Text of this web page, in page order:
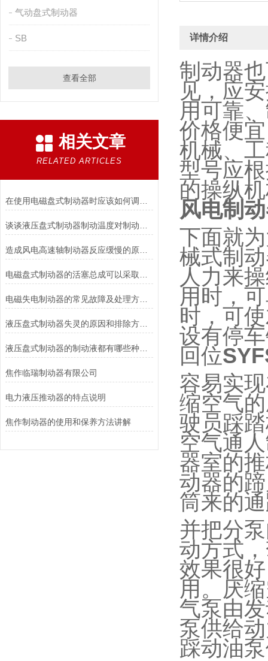
气动盘式制动器
SB
查看全部
相关文章
RELATED ARTICLES
造成风电高速轴制动器反应缓慢的原因有哪些？
电磁失电制动器的常见故障及处理方法讲解
液压盘式制动器失灵的原因和排除方法介绍
液压盘式制动器的制动液都有哪些种类？
焦作临瑞制动器有限公司
电力液压推动器的特点说明
焦作制动器的使用和保养方法讲解
详情介绍
制动器
见，应
用可靠
价格便
机械、
型号应
的操纵
风电制
下面就
械式制
人力来
用时，
时，可
设有停
回位
容易实
缩空气
驶员踩
空气通
器室的
动器的
筒来的
并把分
动方式
效果很
用。厌
气泵由
泵供给
踩动油